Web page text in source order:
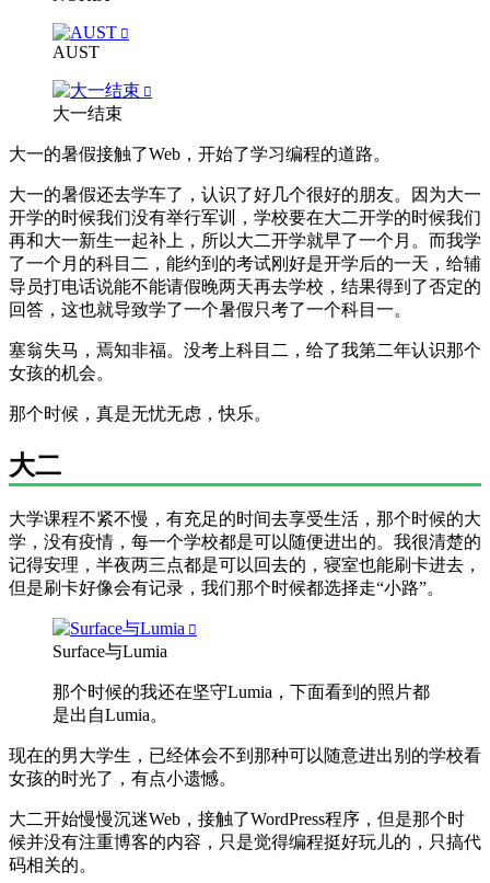
AUST
大一结束
大一的暑假接触了Web，开始了学习编程的道路。
大一的暑假还去学车了，认识了好几个很好的朋友。因为大一
开学的时候我们没有举行军训，学校要在大二开学的时候我们
再和大一新生一起补上，所以大二开学就早了一个月。而我学
了一个月的科目二，能约到的考试刚好是开学后的一天，给辅
导员打电话说能不能请假晚两天再去学校，结果得到了否定的
回答，这也就导致学了一个暑假只考了一个科目一。
塞翁失马，焉知非福。没考上科目二，给了我第二年认识那个
女孩的机会。
那个时候，真是无忧无虑，快乐。
大二
大学课程不紧不慢，有充足的时间去享受生活，那个时候的大
学，没有疫情，每一个学校都是可以随便进出的。我很清楚的
记得安理，半夜两三点都是可以回去的，寝室也能刷卡进去，
但是刷卡好像会有记录，我们那个时候都选择走“小路”。
Surface与Lumia
那个时候的我还在坚守Lumia，下面看到的照片都
是出自Lumia。
现在的男大学生，已经体会不到那种可以随意进出别的学校看
女孩的时光了，有点小遗憾。
大二开始慢慢沉迷Web，接触了WordPress程序，但是那个时
候并没有注重博客的内容，只是觉得编程挺好玩儿的，只搞代
码相关的。